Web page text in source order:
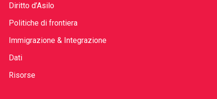
Diritto d’Asilo
Politiche di frontiera
Immigrazione & Integrazione
Dati
Risorse